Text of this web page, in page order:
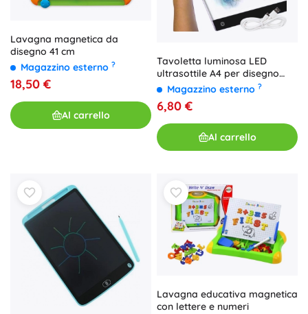
Lavagna magnetica da
disegno 41 cm
Magazzino esterno ?
18,50 €
Al carrello
Tavoletta luminosa LED
ultrasottile A4 per disegno
con alimentazione USB
Magazzino esterno ?
6,80 €
Al carrello
Lavagna educativa magnetica
con lettere e numeri